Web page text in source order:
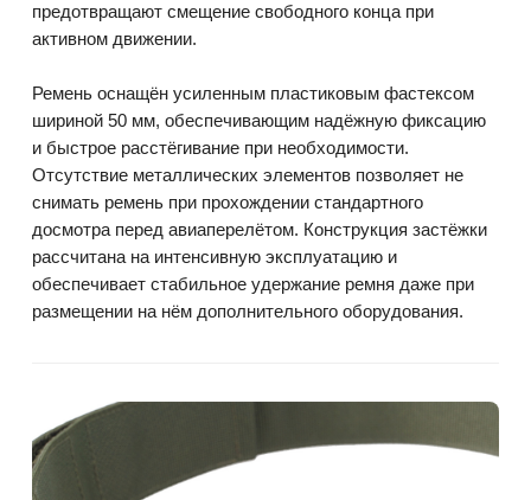
предотвращают смещение свободного конца при
активном движении.
Ремень оснащён усиленным пластиковым фастексом
шириной 50 мм, обеспечивающим надёжную фиксацию
и быстрое расстёгивание при необходимости.
Отсутствие металлических элементов позволяет не
снимать ремень при прохождении стандартного
досмотра перед авиаперелётом. Конструкция застёжки
рассчитана на интенсивную эксплуатацию и
обеспечивает стабильное удержание ремня даже при
размещении на нём дополнительного оборудования.